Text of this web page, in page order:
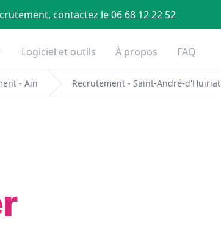
contactez le 06 68 12 22 52
Logiciel et outils À propos FAQ
- Ain Recrutement - Saint-André-d'Huiriat